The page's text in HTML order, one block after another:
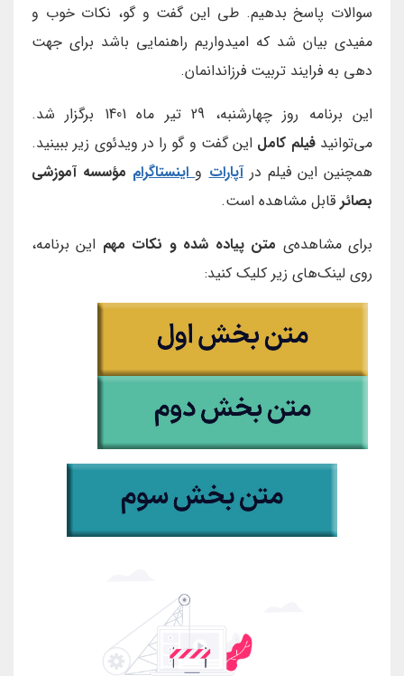
سوالات پاسخ بدهیم. طی این گفت و گو، نکات خوب و
مفیدی بیان شد که امیدواریم راهنمایی باشد برای جهت
دهی به فرایند تربیت فرزاندانمان.
این برنامه روز چهارشنبه، 29 تیر ماه 1401 برگزار شد.
می‌توانیدفیلم کامل این گفت و گو را در ویدئوی زیر ببینید.
همچنین این فیلم در آپاراتواینستاگرام مؤسسه آموزشی
بصائر قابل مشاهده است.
برای مشاهده‌ی متن پیاده شده و نکات مهم این برنامه،
روی لینک‌های زیر کلیک کنید: